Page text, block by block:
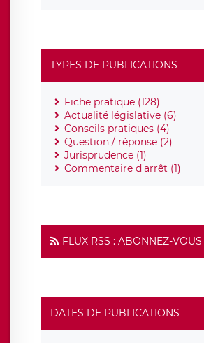
TYPES DE PUBLICATIONS
Fiche pratique (128)
Actualité législative (6)
Conseils pratiques (4)
Question / réponse (2)
Jurisprudence (1)
Commentaire d'arrêt (1)
FLUX RSS : ABONNEZ-VOUS
DATES DE PUBLICATIONS